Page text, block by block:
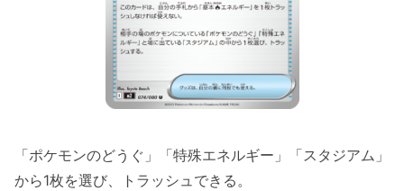
「ポケモンのどうぐ」「特殊エネルギー」「スタジアム」
から1枚を選び、トラッシュできる。